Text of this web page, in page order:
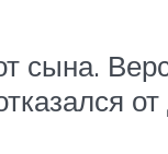
сына.